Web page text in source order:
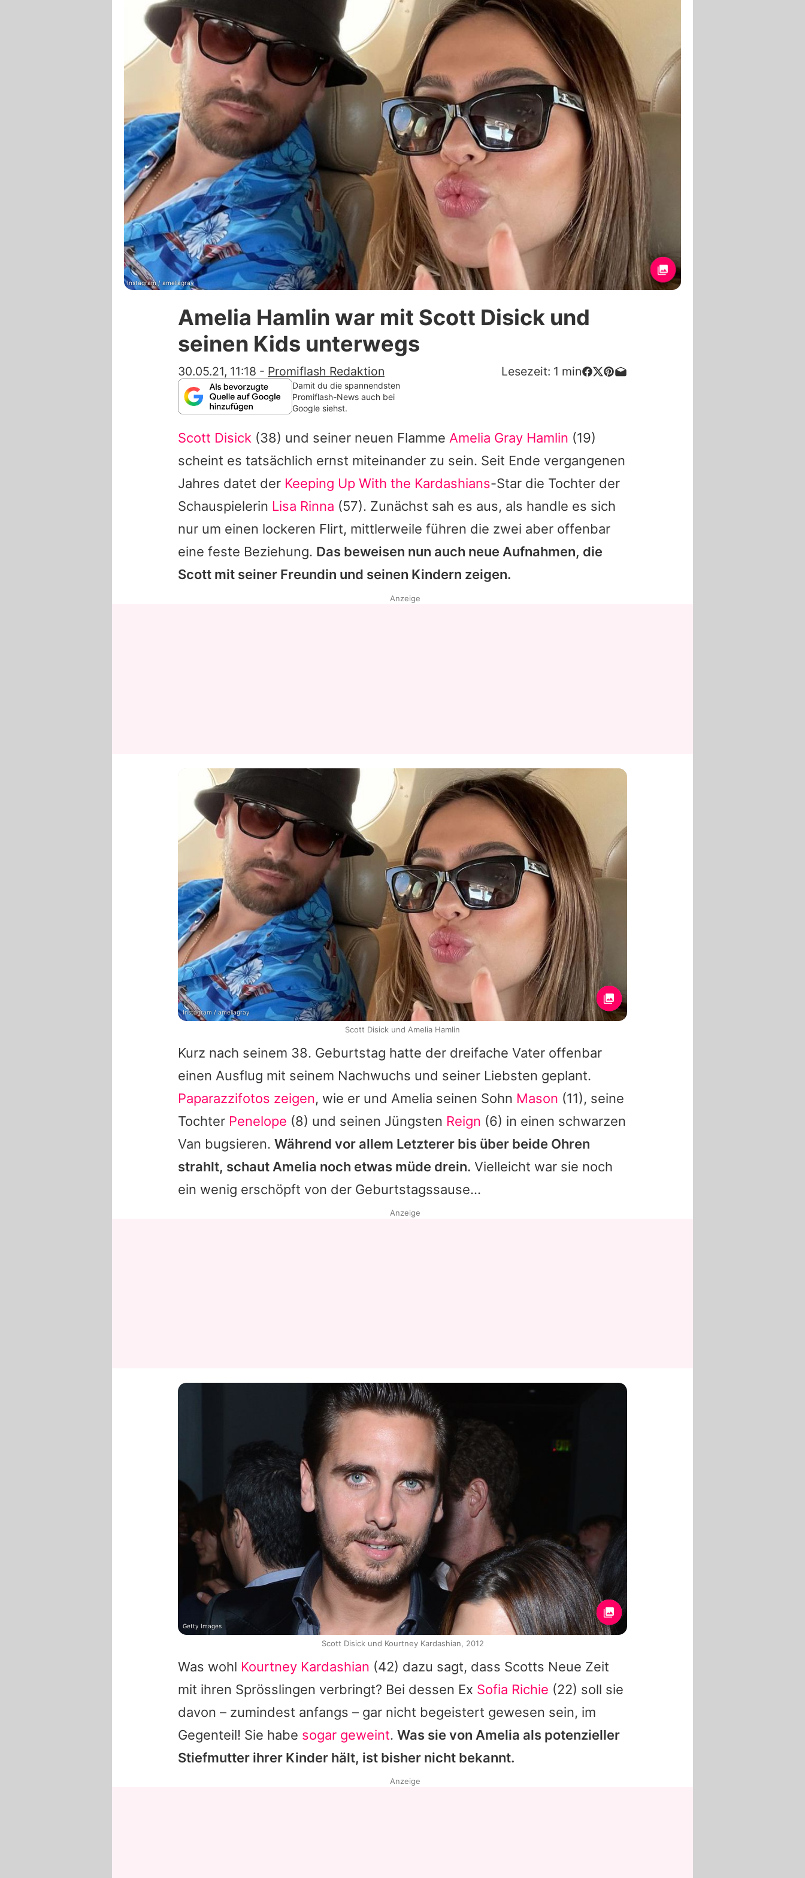
Filme & Serien
Lifestyle
Familie & Liebe
Promiflash Exklusiv
Alle Themen auf Promiflash
Jobs
App runterladen
Team
Redaktionelle Richtlinien
Impressum
Datenschutzerklärung
Nutzungsbedingungen
Utiq verwalten
Instagram / ameliagray
Amelia Hamlin war mit Scott Disick und
seinen Kids unterwegs
30.05.21, 11:18 - Promiflash Redaktion Lesezeit: 1 min
Damit du die spannendsten
Promiflash-News auch bei
Google siehst.
Scott Disick (38) und seiner neuen Flamme Amelia Gray Hamlin (19)
scheint es tatsächlich ernst miteinander zu sein. Seit Ende vergangenen
Jahres datet der Keeping Up With the Kardashians-Star die Tochter der
Schauspielerin Lisa Rinna (57). Zunächst sah es aus, als handle es sich
nur um einen lockeren Flirt, mittlerweile führen die zwei aber offenbar
eine feste Beziehung. Das beweisen nun auch neue Aufnahmen, die
Scott mit seiner Freundin und seinen Kindern zeigen.
Kurz nach seinem 38. Geburtstag hatte der dreifache Vater offenbar
einen Ausflug mit seinem Nachwuchs und seiner Liebsten geplant.
Paparazzifotos zeigen, wie er und Amelia seinen Sohn Mason (11), seine
Tochter Penelope (8) und seinen Jüngsten Reign (6) in einen schwarzen
Van bugsieren. Während vor allem Letzterer bis über beide Ohren
strahlt, schaut Amelia noch etwas müde drein. Vielleicht war sie noch
ein wenig erschöpft von der Geburtstagssause...
Was wohl Kourtney Kardashian (42) dazu sagt, dass Scotts Neue Zeit
mit ihren Sprösslingen verbringt? Bei dessen Ex Sofia Richie (22) soll sie
davon – zumindest anfangs – gar nicht begeistert gewesen sein, im
Gegenteil! Sie habe sogar geweint. Was sie von Amelia als potenzieller
Stiefmutter ihrer Kinder hält, ist bisher nicht bekannt.
Anzeige
Instagram / ameliagray
Scott Disick und Amelia Hamlin
Anzeige
Getty Images
Scott Disick und Kourtney Kardashian, 2012
Anzeige